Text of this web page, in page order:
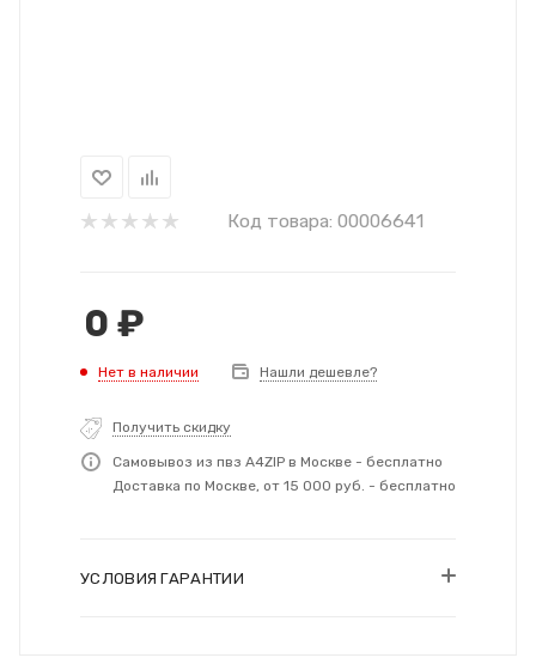
Код товара: 00006641
0 ₽
Нет в наличии Нашли дешевле?
Получить скидку
Самовывоз из пвз A4ZIP в Москве - бесплатно
Доставка по Москве, от 15 000 руб. - бесплатно
УСЛОВИЯ ГАРАНТИИ